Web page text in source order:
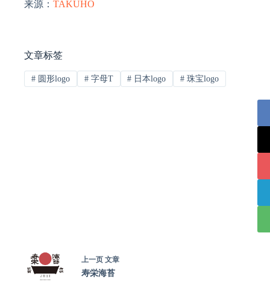
来源： TAKUHO
文章标签
#圆形logo #字母T # 日本logo # 珠宝logo
上一页 文章
寿栄海苔